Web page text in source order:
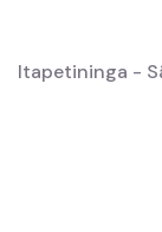
Itapetininga -